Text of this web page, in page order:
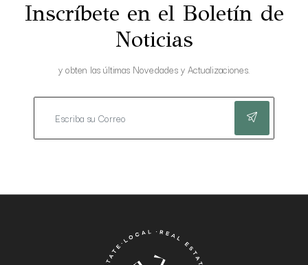
Inscríbete en el Boletín de
Noticias
y obten las últimas Novedades y Actualizaciones.